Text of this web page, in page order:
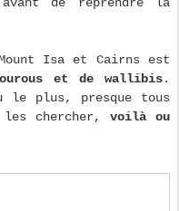
Isa et Cairns est
et de wallibis.
plus, presque tous
chercher, voilà ou